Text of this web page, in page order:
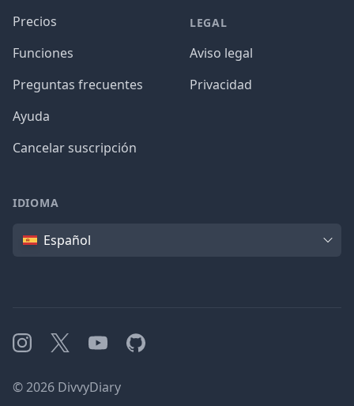
Precios
Funciones
Preguntas frecuentes
Ayuda
Cancelar suscripción
LEGAL
Aviso legal
Privacidad
IDIOMA
IdiomaEspañol
Instagram
X YouTubeGitHub
©2026 DivvyDiary